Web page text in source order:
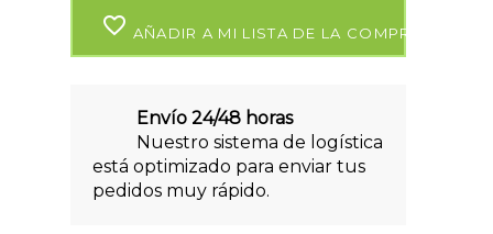
favorite_border AÑADIR A MI LISTA DE LA COMPRA
Envío 24/48 horas
Nuestro sistema de logística
está optimizado para enviar tus
pedidos muy rápido.